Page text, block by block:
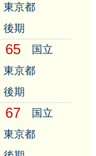
東京都
後期
65
国立
東京都
後期
67
国立
東京都